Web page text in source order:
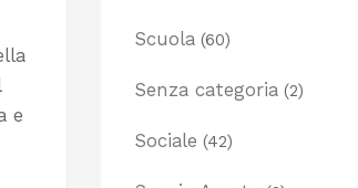
e
Scuola (60)
Senza categoria (2)
Sociale (42)